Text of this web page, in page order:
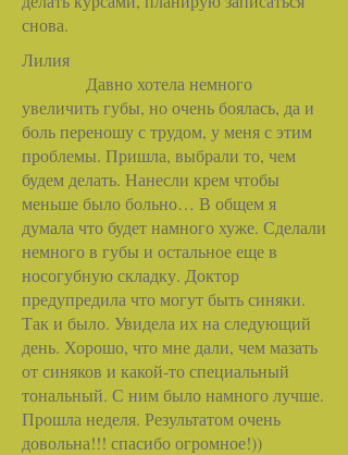
снова.
Лилия
Давно хотела немного
увеличить губы, но очень боялась, да и
боль переношу с трудом, у меня с этим
проблемы. Пришла, выбрали то, чем
будем делать. Нанесли крем чтобы
меньше было больно… В общем я
думала что будет намного хуже. Сделали
немного в губы и остальное еще в
носогубную складку. Доктор
предупредила что могут быть синяки.
Так и было. Увидела их на следующий
день. Хорошо, что мне дали, чем мазать
от синяков и какой-то специальный
тональный. С ним было намного лучше.
Прошла неделя. Результатом очень
довольна!!! спасибо огромное!))